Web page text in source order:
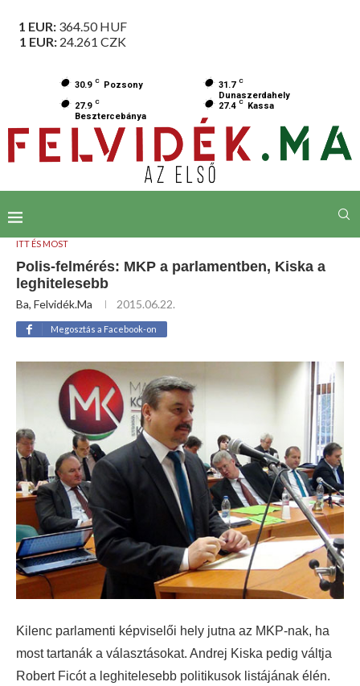
1 EUR: 364.50HUF
1 EUR: 24.261 CZK
30.9 C Pozsony 31.7 C
Dunaszerdahely
27.9 C
Besztercebánya
27.4 C Kassa
ITT ÉS MOST
Polis-felmérés: MKP a parlamentben, Kiska a
leghitelesebb
Ba, Felvidék.ma 2015.06.22.
Megosztás a Facebook-on
Kilenc parlamenti képviselői hely jutna az MKP-nak, ha
most tartanák a választásokat. Andrej Kiska pedig váltja
Robert Ficót a leghitelesebb politikusok listájának élén.